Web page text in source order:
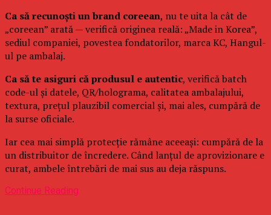
Ca să recunoști un brand coreean, nu te uita la cât de
„coreean” arată — verifică originea reală: „Made in Korea”,
sediul companiei, povestea fondatorilor, marca KC, Hangul-
ul pe ambalaj.
Ca să te asiguri că produsul e autentic, verifică batch
code-ul și datele, QR/holograma, calitatea ambalajului,
textura, prețul plauzibil comercial și, mai ales, cumpără de
la surse oficiale.
Iar cea mai simplă protecție rămâne aceeași: cumpără de la
un distribuitor de încredere. Când lanțul de aprovizionare e
curat, ambele întrebări de mai sus au deja răspuns.
Continue Reading